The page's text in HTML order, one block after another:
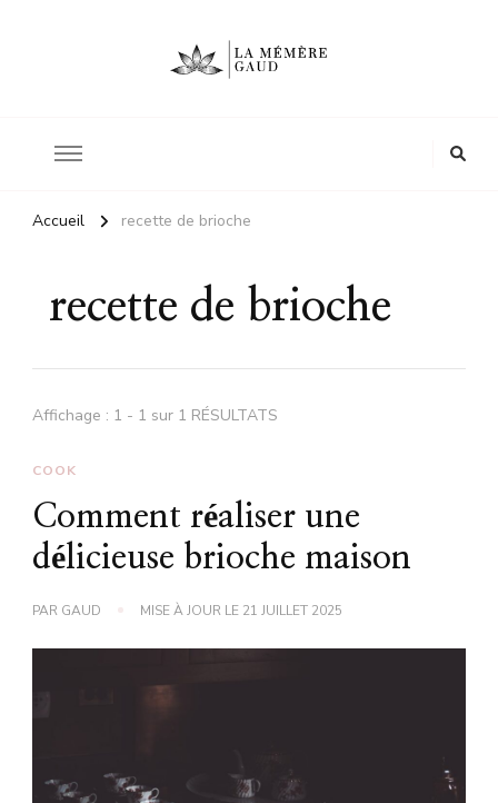
Accueil recette de brioche
recette de brioche
Affichage : 1 - 1 sur 1 RÉSULTATS
COOK
Comment réaliser une
délicieuse brioche maison
PAR GAUD MISE À JOUR LE 21 JUILLET 2025